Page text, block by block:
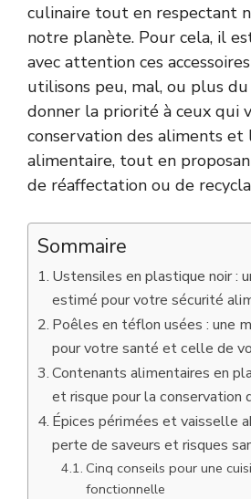
culinaire tout en respectant
notre planète. Pour cela, il
avec attention ces
utilisons peu, mal, ou plus
donner la priorité à ceux qui
conservation des aliments et
alimentaire, tout en
de réaffectation ou de
Sommaire
Ustensiles en plastique noir :
estimé pour votre sécurité
Poêles en téflon usées : une
pour votre santé et celle de
Contenants alimentaires en
et risque pour la conservation
Épices périmées et vaisselle
perte de saveurs et risques
Cinq conseils pour une
fonctionnelle